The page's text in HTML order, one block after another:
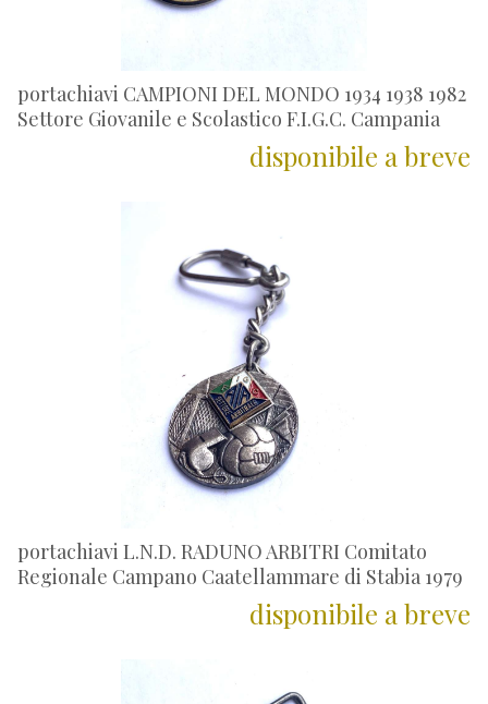
portachiavi CAMPIONI DEL MONDO 1934 1938 1982
Settore Giovanile e Scolastico F.I.G.C. Campania
disponibile a breve
portachiavi L.N.D. RADUNO ARBITRI Comitato
Regionale Campano Caatellammare di Stabia 1979
disponibile a breve